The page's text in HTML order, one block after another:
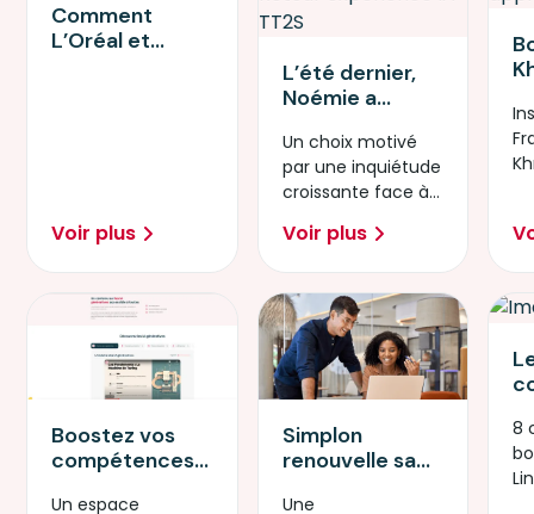
Comment
L’Oréal et
Voir plus
L’été dernier,
Noémie a
plonger dans
une formation
de cinq jours
sur
l’intelligence
artificielle.
Un choix motivé
par une inquiétude
croissante face à
rapide de ces
technologies.
Voir plus
Boostez vos
compétences
Un espace
Simplon
renouvelle sa
Une
8